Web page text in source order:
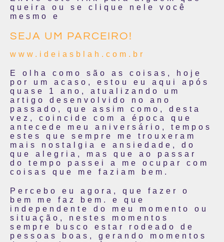
queira ou se clique nele você
mesmo e
SEJA UM PARCEIRO!
www.ideiasblah.com.br
E olha como são as coisas, hoje
por um acaso, estou eu aqui após
quase 1 ano, atualizando um
artigo desenvolvido no ano
passado, que assim como, desta
vez, coincide com a época que
antecede meu aniversário, tempos
estes que sempre me trouxeram
mais nostalgia e ansiedade, do
que alegria, mas que ao passar
do tempo passei a me ocupar com
coisas que me faziam bem.
Percebo eu agora, que fazer o
bem me faz bem. e que
independente do meu momento ou
situação, nestes momentos
sempre busco estar rodeado de
pessoas boas, gerando momentos